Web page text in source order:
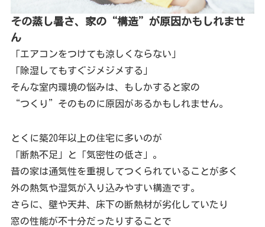
その蒸し暑さ、家の“構造”が原因かもしれませ
ん
「エアコンをつけても涼しくならない」
「除湿してもすぐジメジメする」
そんな室内環境の悩みは、もしかすると家の
“つくり”そのものに原因があるかもしれません。
とくに築20年以上の住宅に多いのが
「断熱不足」と「気密性の低さ」。
昔の家は通気性を重視してつくられていることが多く
外の熱気や湿気が入り込みやすい構造です。
さらに、壁や天井、床下の断熱材が劣化していたり
窓の性能が不十分だったりすることで